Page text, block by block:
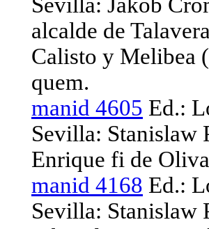
alcalde de
Calisto y Melibea
quem.
manid 4605 Ed.:
Sevilla: Stanislaw
Enrique fi de
manid 4168 Ed.:
Sevilla: Stanislaw